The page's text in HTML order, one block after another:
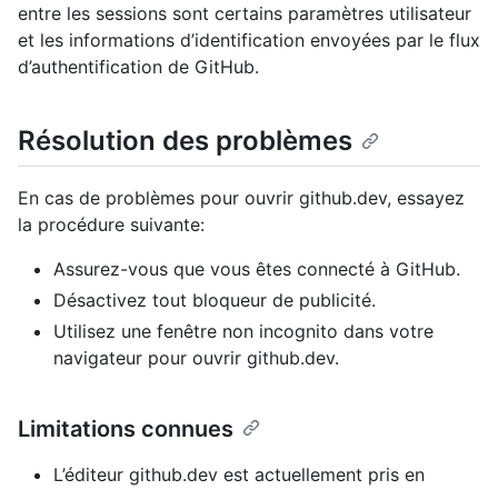
entre les sessions sont certains paramètres utilisateur
et les informations d’identification envoyées par le flux
d’authentification de GitHub.
Résolution des problèmes
En cas de problèmes pour ouvrir github.dev, essayez
la procédure suivante:
Assurez-vous que vous êtes connecté à GitHub.
Désactivez tout bloqueur de publicité.
Utilisez une fenêtre non incognito dans votre
navigateur pour ouvrir github.dev.
Limitations connues
L’éditeur github.dev est actuellement pris en